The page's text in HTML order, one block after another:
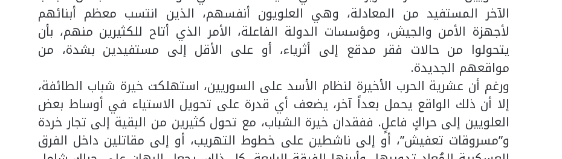
الآخر المستفيد من المعادلة، وهي العلويون أنفسهم، الذين انتسب معظم أبنائهم
لأجهزة الأمن والجيش، ومؤسسات الدولة الفاعلة، الأمر الذي أتاح للكثيرين منهم، بأن
يتحولوا من حالات فقر مدقع إلى أثرياء، أو على الأقل إلى مستفيدين بشدة، من
مواقعهم الجديدة.
ورغم أن عشرية الحرب الأخيرة لنظام الأسد على السوريين، استهلكت خيرة شباب الطائفة،
إلا أن ذلك الواقع يحمل بعداً آخر، يضعف أي قدرة على تحويل الاستياء في أوساط بعض
العلويين إلى حراكٍ فاعلٍ. ففقدان خيرة الشباب، مع تحول كثيرين من البقية إلى تجار خردة
و”مسروقات تعفيش”، أو إلى ناشطين على خطوط التهريب، أو إلى مقاتلين داخل الفرق